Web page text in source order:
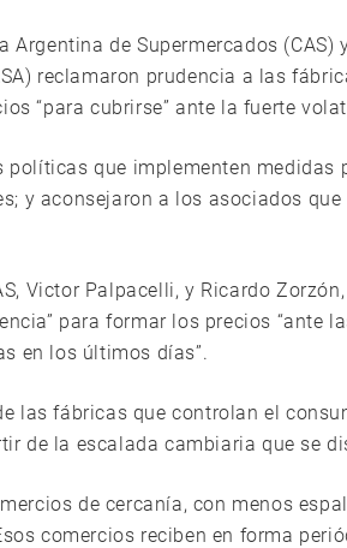
Argentina de Supermercados (CAS)
reclamaron prudencia a las
“para cubrirse” ante la fuerte
que implementen medidas
y aconsejaron a los asociados
Victor Palpacelli, y Ricardo
para formar los precios “ante
en los últimos días”.
las fábricas que controlan el
de la escalada cambiaria que se
de cercanía, con menos
comercios reciben en forma